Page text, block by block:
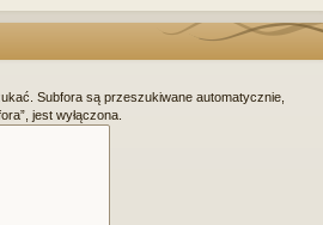
Subfora są przeszukiwane automatycznie,
jest wyłączona.